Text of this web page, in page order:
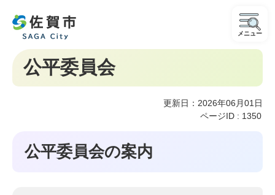
メニュー
公平委員会
更新日：2026年06月01日
ページID : 1350
公平委員会の案内